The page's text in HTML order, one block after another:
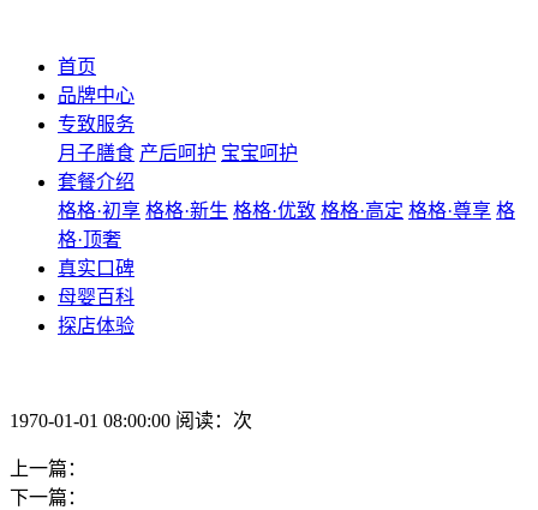
首页
品牌中心
专致服务
月子膳食 产后呵护 宝宝呵护
套餐介绍
格格·初享 格格·新生 格格·优致 格格·高定 格格·尊享 格
格·顶奢
真实口碑
母婴百科
探店体验
1970-01-01 08:00:00 阅读：次
上一篇：
下一篇：